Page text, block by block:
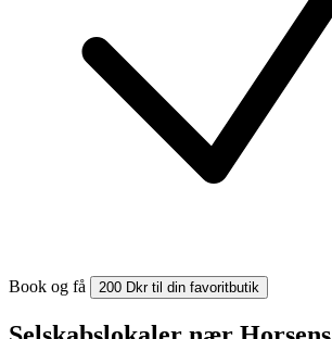
Book og få 200 Dkr til din favoritbutik